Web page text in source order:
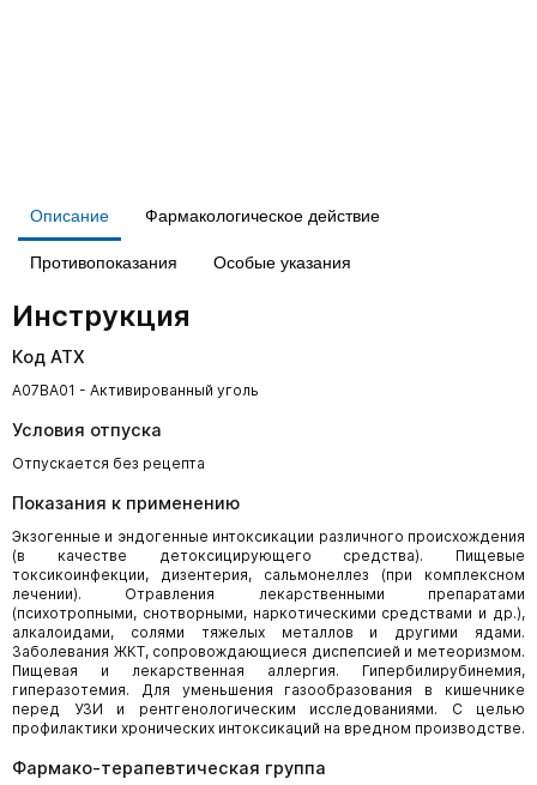
Описание Фармакологическое действие
Противопоказания Особые указания
Инструкция
Код АТХ
A07BA01 - Активированный уголь
Условия отпуска
Отпускается без рецепта
Показания к применению
Экзогенные и эндогенные интоксикации различного происхождения
(в качестве детоксицирующего средства). Пищевые
токсикоинфекции, дизентерия, сальмонеллез (при комплексном
лечении). Отравления лекарственными препаратами
(психотропными, снотворными, наркотическими средствами и др.),
алкалоидами, солями тяжелых металлов и другими ядами.
Заболевания ЖКТ, сопровождающиеся диспепсией и метеоризмом.
Пищевая и лекарственная аллергия. Гипербилирубинемия,
гиперазотемия. Для уменьшения газообразования в кишечнике
перед УЗИ и рентгенологическим исследованиями. С целью
профилактики хронических интоксикаций на вредном производстве.
Фармако-терапевтическая группа